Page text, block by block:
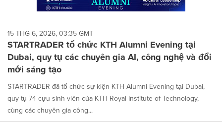
15 THG 6, 2026, 03:35 GMT
STARTRADER tổ chức KTH Alumni Evening tại
Dubai, quy tụ các chuyên gia AI, công nghệ và đổi
mới sáng tạo
STARTRADER đã tổ chức sự kiện KTH Alumni Evening tại Dubai,
quy tụ 74 cựu sinh viên của KTH Royal Institute of Technology,
cùng các chuyên gia công...